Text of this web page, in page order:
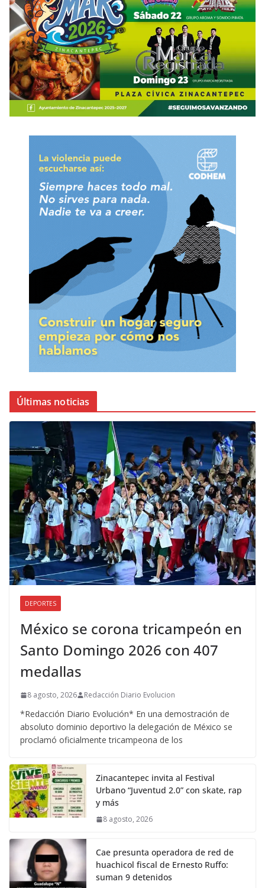
Últimas noticias
DEPORTES
México se corona tricampeón en
Santo Domingo 2026 con 407
medallas
8 agosto, 2026 Redacción Diario Evolucion
*Redacción Diario Evolución* En una demostración de
absoluto dominio deportivo la delegación de México se
proclamó oficialmente tricampeona de los
Zinacantepec invita al Festival
Urbano “Juventud 2.0” con skate, rap
y más
8 agosto, 2026
Cae presunta operadora de red de
huachicol fiscal de Ernesto Ruffo:
suman 9 detenidos